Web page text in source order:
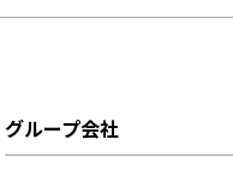
グループ会社